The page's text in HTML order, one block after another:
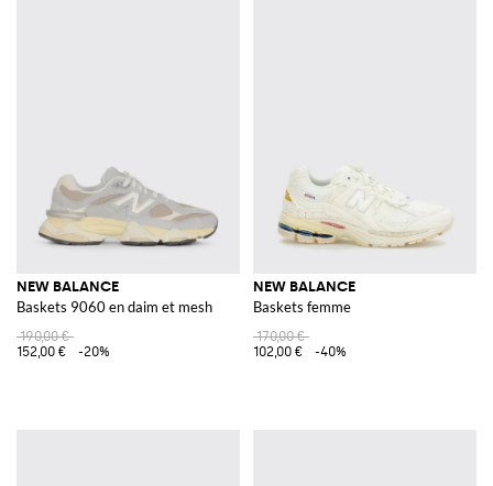
NEW BALANCE
Baskets 9060 en daim et mesh
190,00 €
152,00 €
-20%
NEW BALANCE
Baskets femme
170,00 €
102,00 €
-40%